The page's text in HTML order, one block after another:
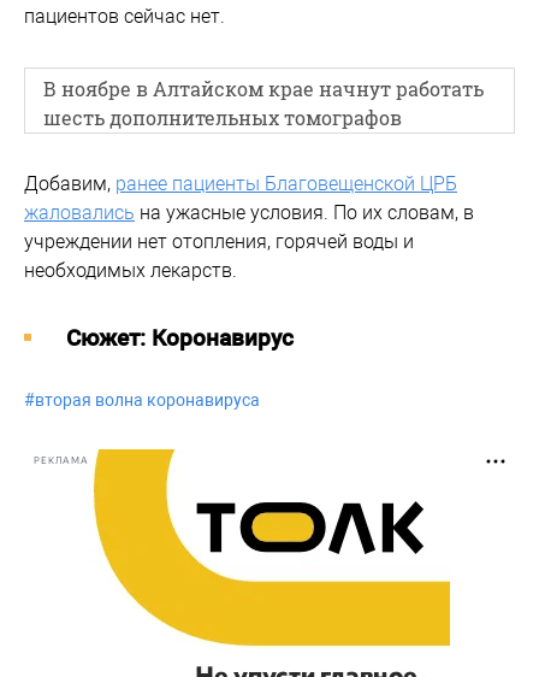
пациентов сейчас нет.
В ноябре в Алтайском крае начнут работать
шесть дополнительных томографов
Добавим, ранее пациенты Благовещенской ЦРБ
жаловались на ужасные условия. По их словам, в
учреждении нет отопления, горячей воды и
необходимых лекарств.
Cюжет: Коронавирус
#вторая волна коронавируса
РЕКЛАМА